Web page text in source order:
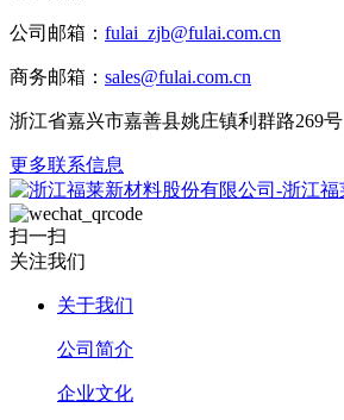
公司邮箱： fulai_zjb@fulai.com.cn
商务邮箱： sales@fulai.com.cn
浙江省嘉兴市嘉善县姚庄镇利群路269号
更多联系信息
扫一扫
关注我们
关于我们
公司简介
企业文化